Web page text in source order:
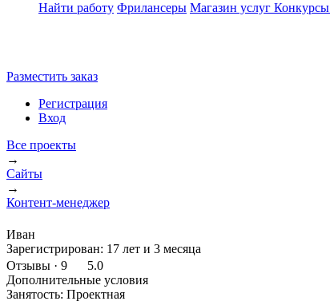
Найти работу Фрилансеры Магазин услуг Конкурсы
Разместить заказ
Регистрация
Вход
Все проекты
→
Сайты
→
Контент-менеджер
Иван
Зарегистрирован: 17 лет и 3 месяца
Отзывы · 9
5.0
Дополнительные условия
Занятость: Проектная